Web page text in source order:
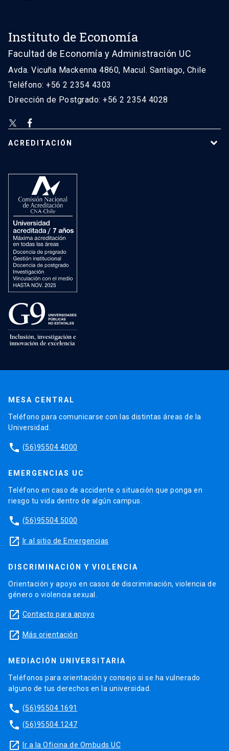
Instituto de Economía
Facultad de Economía y Administración UC
Avda. Vicuña Mackenna 4860, Macul. Santiago, Chile
Teléfono: +56 2 2354 4303
Dirección de Postgrado: +56 2 2354 4028
ACREDITACIÓN
MESA CENTRAL
Teléfono para comunicarse con las distintas áreas de la
Universidad.
phone (56)95504 4000
EMERGENCIAS UC
Teléfono en caso de accidente o situación que ponga en
riesgo tu vida dentro de algún campus.
phone (56)95504 5000
launch Ir al sitio de Emergencias
DISCRIMINACIÓN Y VIOLENCIA
Orientación y apoyo en casos de discriminación, violencia de
género o violencia sexual.
launch Contacto para apoyo
launch Más orientación
MEDIACIÓN UNIVERSITARIA
Teléfonos para orientación y consejo si se ha vulnerado
alguno de tus derechos en la universidad.
phone (56)95504 1691
phone (56)95504 1247
launch Ir a la Oficina de Ombuds UC